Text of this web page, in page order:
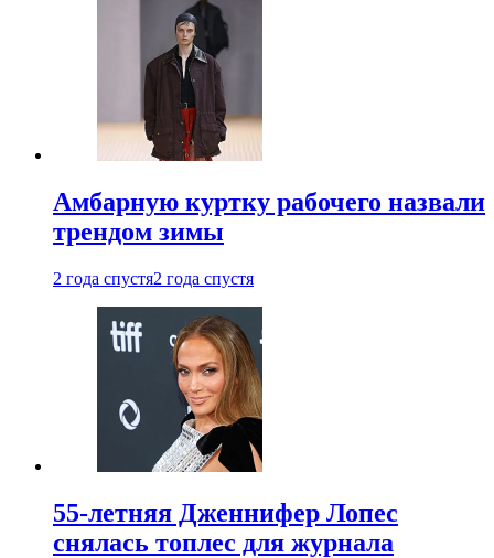
Амбарную куртку рабочего назвали
трендом зимы
2 года спустя2 года спустя
55-летняя Дженнифер Лопес
снялась топлес для журнала